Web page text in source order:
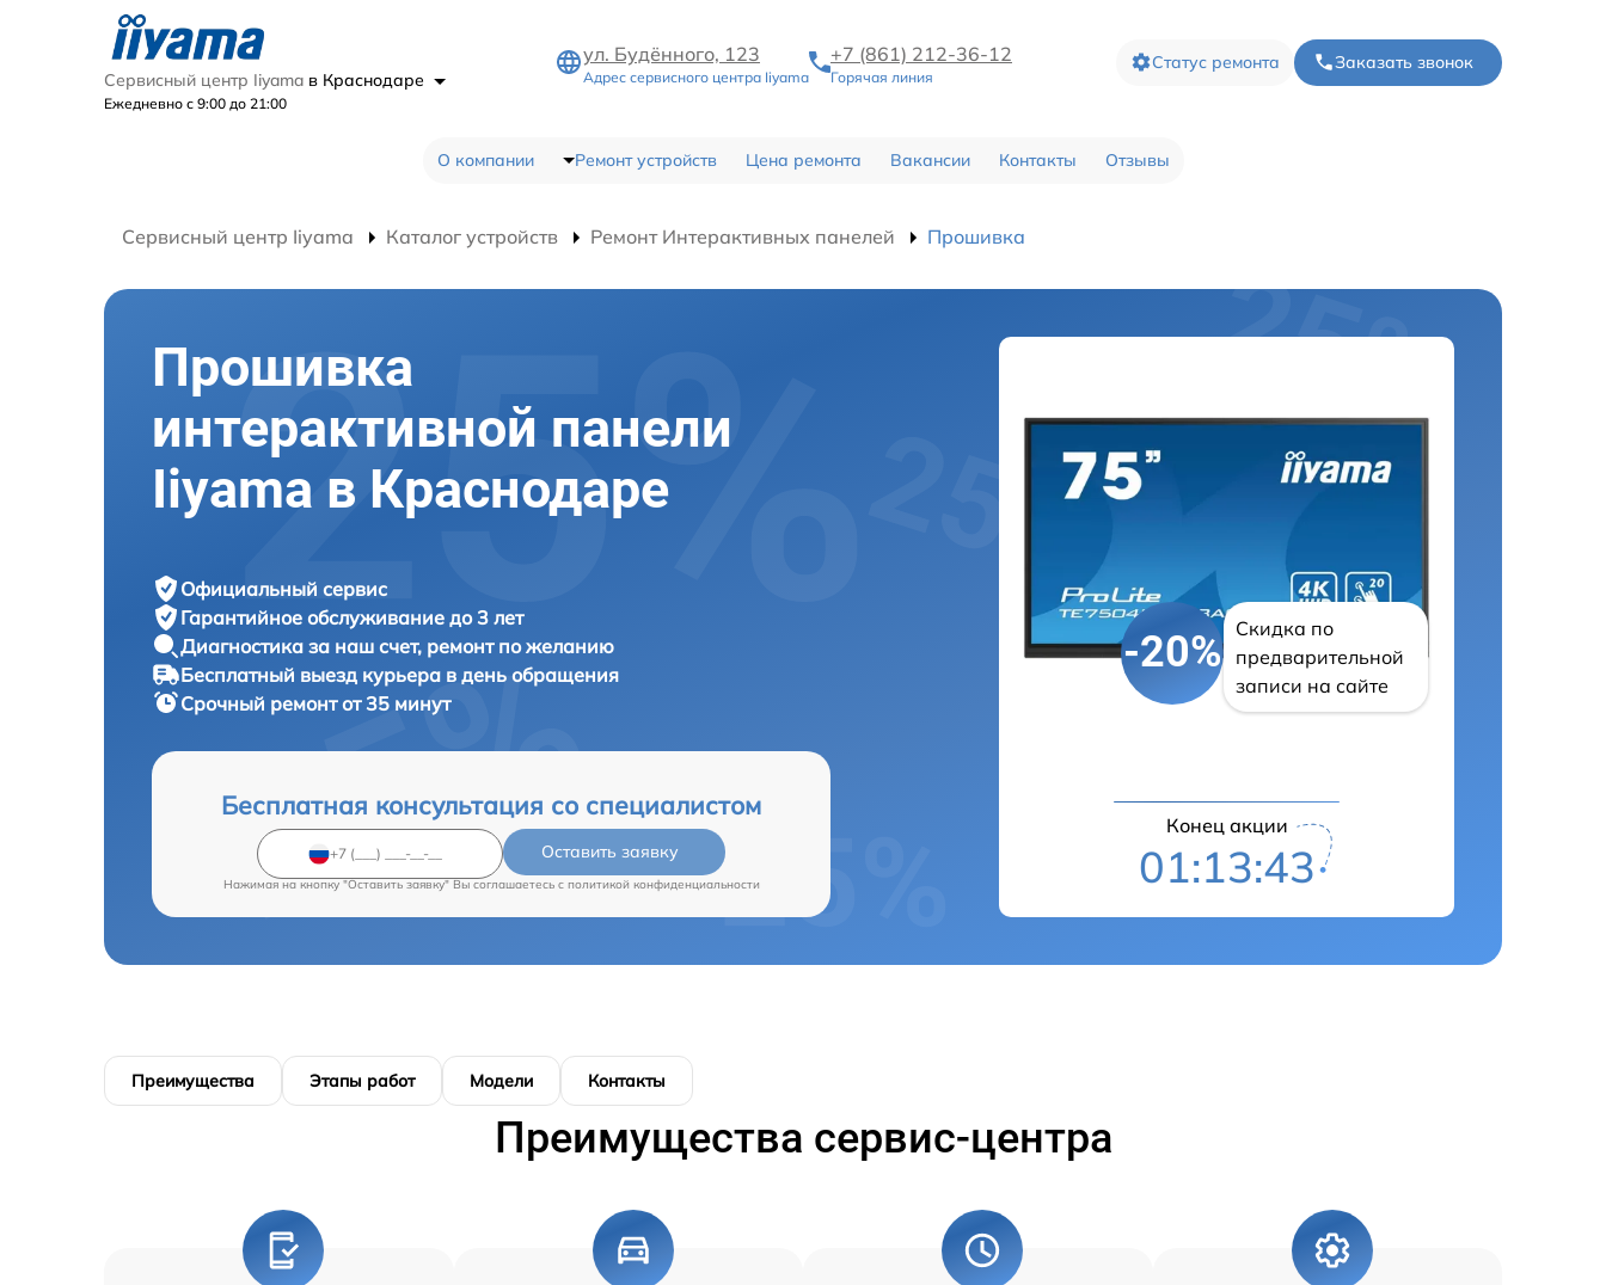
Сервисный центр Iiyama в Краснодаре
Ежедневно с 9:00 до 21:00
ул. Будённого, 123
Адрес сервисного центра Iiyama
+7 (861) 212-36-12
Горячая линия
Статус ремонта Заказать звонок
О компании Ремонт устройств Цена ремонта Вакансии Контакты Отзывы
Сервисный центр Iiyama Каталог устройств Ремонт Интерактивных панелей Прошивка
Прошивка
интерактивной панели
Iiyama в Краснодаре
Официальный сервис
Гарантийное обслуживание до 3 лет
Диагностика за наш счет, ремонт по желанию
Бесплатный выезд курьера в день обращения
Срочный ремонтот 35 минут
Бесплатная консультация со специалистом
Оставить заявку
Нажимая на кнопку "Оставить заявку" Вы соглашаетесь c политикой конфиденциальности
-20%
Скидка по
предварительной
записи на сайте
Конец акции
01:13:42
Преимущества Этапы работ Модели Контакты
Преимущества сервис-центра